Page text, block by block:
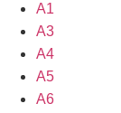
A1
A3
A4
A5
A6